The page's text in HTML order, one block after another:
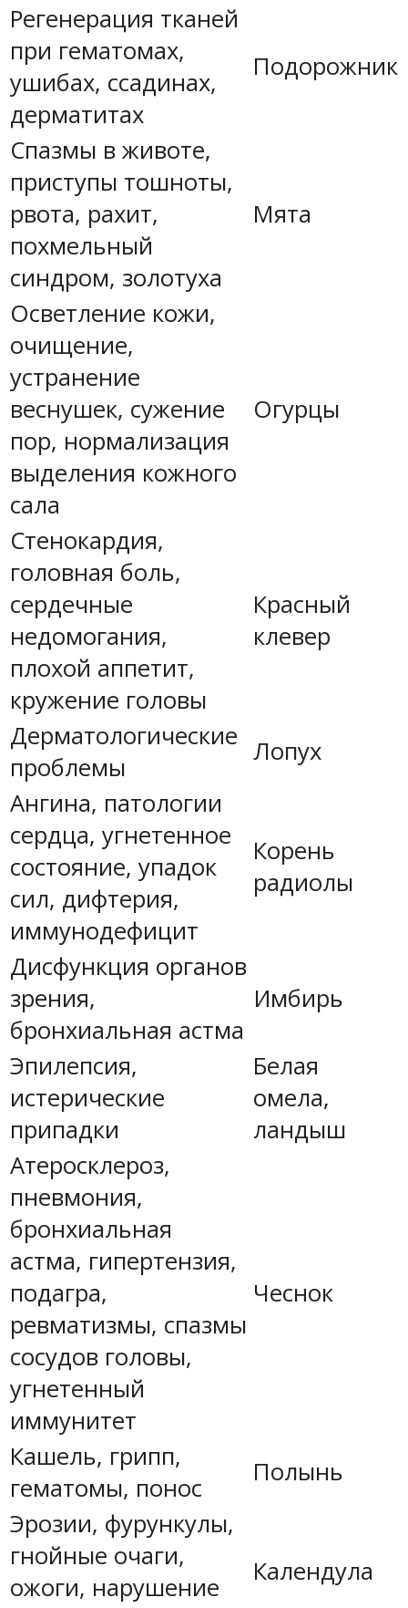
Регенерация тканей
при гематомах,
ушибах, ссадинах,
дерматитах
Подорожник
Спазмы в животе,
приступы тошноты,
рвота, рахит,
похмельный
синдром, золотуха
Мята
Осветление кожи,
очищение,
устранение
веснушек, сужение
пор, нормализация
выделения кожного
сала
Огурцы
Стенокардия,
головная боль,
сердечные
недомогания,
плохой аппетит,
кружение головы
Красный
клевер
Дерматологические
проблемы
Лопух
Ангина, патологии
сердца, угнетенное
состояние, упадок
сил, дифтерия,
иммунодефицит
Корень
радиолы
Дисфункция органов
зрения,
бронхиальная астма
Имбирь
Эпилепсия,
истерические
припадки
Белая
омела,
ландыш
Атеросклероз,
пневмония,
бронхиальная
астма, гипертензия,
подагра,
ревматизмы, спазмы
сосудов головы,
угнетенный
иммунитет
Чеснок
Кашель, грипп,
гематомы, понос
Полынь
Эрозии, фурункулы,
гнойные очаги,
ожоги, нарушение
Календула